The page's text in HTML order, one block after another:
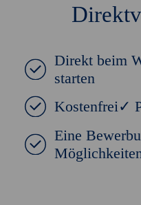
Direkt beim
starten
Kostenfrei✓
Eine